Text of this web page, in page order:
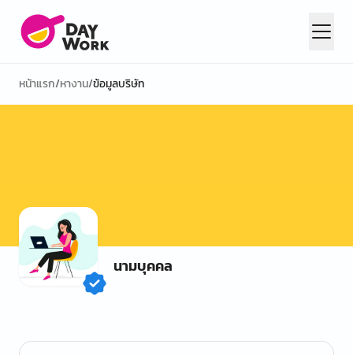
หน้าแรก/หางาน/ข้อมูลบริษัท
นามบุคคล